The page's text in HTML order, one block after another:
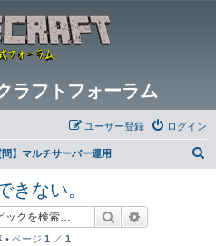
ラフトフォーラム
ログイン
ユーザー登録
問】マルチサーバー運用
きない。
検索
• ページ 1 ／ 1